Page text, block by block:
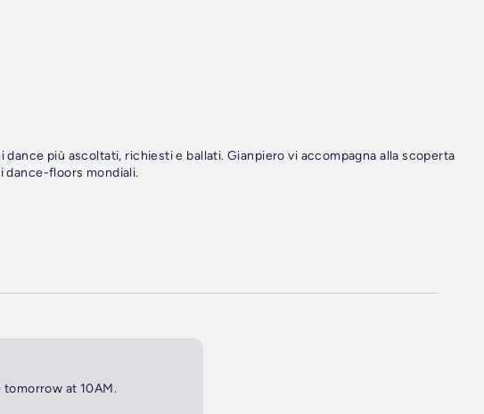
più ascoltati, richiesti e ballati. Gianpiero vi accompagna alla scoperta
dance-floors mondiali.
tomorrow at 10AM.